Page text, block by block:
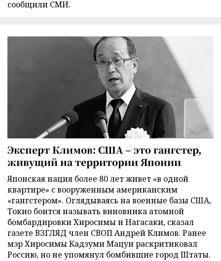
сообщили СМИ.
Эксперт Климов: США – это гангстер,
живущий на территории Японии
Японская нация более 80 лет живет «в одной
квартире» с вооруженным американским
«гангстером». Оглядываясь на военные базы США,
Токио боится называть виновника атомной
бомбардировки Хиросимы и Нагасаки, сказал
газете ВЗГЛЯД член СВОП Андрей Климов. Ранее
мэр Хиросимы Кадзуми Мацуи раскритиковал
Россию, но не упомянул бомбившие город Штаты.